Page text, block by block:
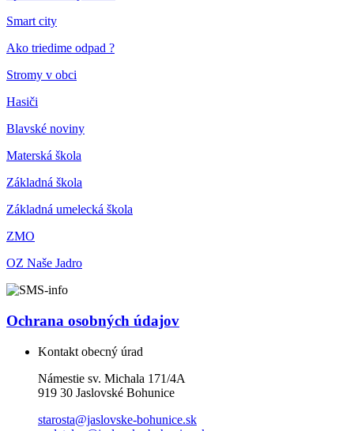
Smart city
Ako triedime odpad ?
Stromy v obci
Hasiči
Blavské noviny
Materská škola
Základná škola
Základná umelecká škola
ZMO
OZ Naše Jadro
Ochrana osobných údajov
Kontakt obecný úrad
Námestie sv. Michala 171/4A
919 30 Jaslovské Bohunice
starosta@jaslovske-bohunice.sk